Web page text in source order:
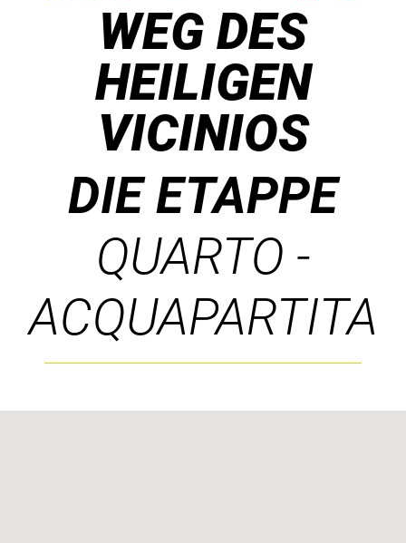
WEG DES
HEILIGEN
VICINIOS
DIE ETAPPE
QUARTO -
ACQUAPARTITA